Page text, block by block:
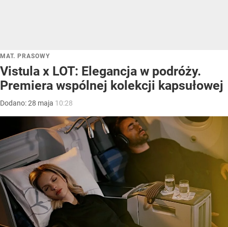
MAT. PRASOWY
Vistula x LOT: Elegancja w podróży.
Premiera wspólnej kolekcji kapsułowej
Dodano:28 maja 10:28